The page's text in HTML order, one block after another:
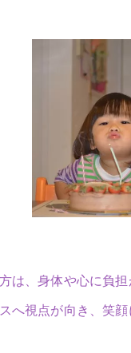
は、身体や心に負
へ視点が向き、笑